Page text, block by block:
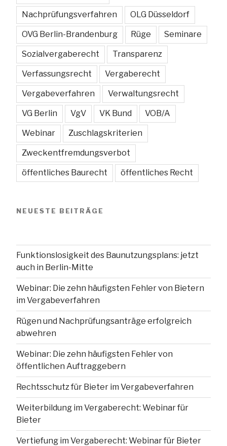
Nachprüfungsverfahren OLG Düsseldorf
OVG Berlin-Brandenburg Rüge Seminare
Sozialvergaberecht Transparenz
Verfassungsrecht Vergaberecht
Vergabeverfahren Verwaltungsrecht
VG Berlin VgV VK Bund VOB/A
Webinar Zuschlagskriterien
Zweckentfremdungsverbot
öffentliches Baurecht öffentliches Recht
NEUESTE BEITRÄGE
Funktionslosigkeit des Baunutzungsplans: jetzt
auch in Berlin-Mitte
Webinar: Die zehn häufigsten Fehler von Bietern
im Vergabeverfahren
Rügen und Nachprüfungsanträge erfolgreich
abwehren
Webinar: Die zehn häufigsten Fehler von
öffentlichen Auftraggebern
Rechtsschutz für Bieter im Vergabeverfahren
Weiterbildung im Vergaberecht: Webinar für
Bieter
Vertiefung im Vergaberecht: Webinar für Bieter